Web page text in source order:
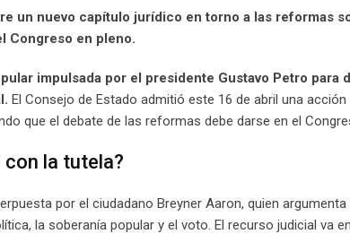
un nuevo capítulo jurídico en torno a las reformas
Congreso en pleno.
impulsada por el presidente Gustavo Petro
El Consejo de Estado admitió este 16 de abril una
que el debate de las reformas debe darse en el
con la tutela?
por el ciudadano Breyner Aaron, quien
la soberanía popular y el voto. El recurso judicial va